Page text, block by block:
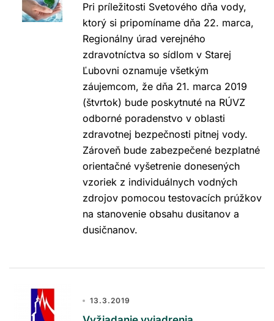
Pri príležitosti Svetového dňa vody,
ktorý si pripomíname dňa 22. marca,
Regionálny úrad verejného
zdravotníctva so sídlom v Starej
Ľubovni oznamuje všetkým
záujemcom, že dňa 21. marca 2019
(štvrtok) bude poskytnuté na RÚVZ
odborné poradenstvo v oblasti
zdravotnej bezpečnosti pitnej vody.
Zároveň bude zabezpečené bezplatné
orientačné vyšetrenie donesených
vzoriek z individuálnych vodných
zdrojov pomocou testovacích prúžkov
na stanovenie obsahu dusitanov a
dusičnanov.
13.3.2019